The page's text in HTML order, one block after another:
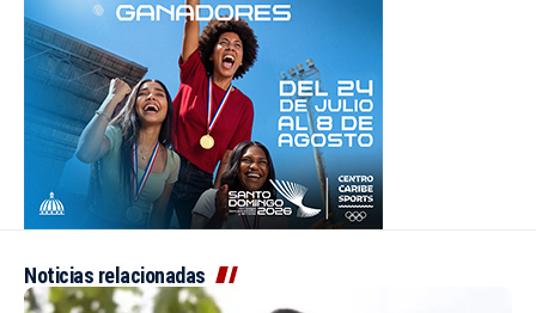
Noticias relacionadas